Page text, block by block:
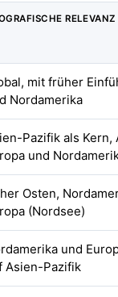
RELEVANZ
mit früher
Nordamerika
Pazifik als Kern,
und
Osten,
(Nordsee)
und
Asien-Pazifik